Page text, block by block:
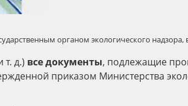
органом экологического
т. д.) все документы, подлежащие
приказом Министерства